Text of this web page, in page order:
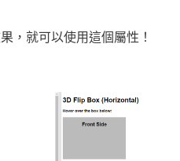
，就可以使用這個屬性！